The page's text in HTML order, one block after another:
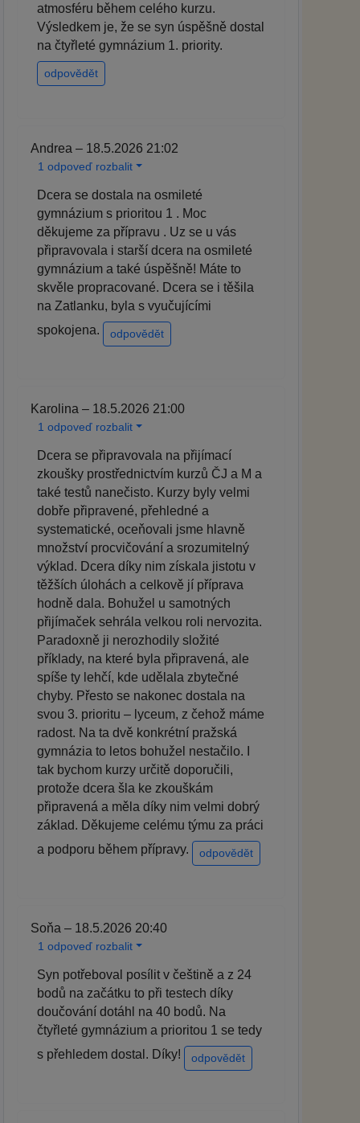
atmosféru během celého kurzu.
Výsledkem je, že se syn úspěšně dostal
na čtyřleté gymnázium 1. priority.
odpovědět
Andrea – 18.5.2026 21:02
1 odpoveď rozbalit
Dcera se dostala na osmileté
gymnázium s prioritou 1 . Moc
děkujeme za přípravu . Uz se u vás
připravovala i starší dcera na osmileté
gymnázium a také úspěšně! Máte to
skvěle propracované. Dcera se i těšila
na Zatlanku, byla s vyučujícími
spokojena.
odpovědět
Karolina – 18.5.2026 21:00
1 odpoveď rozbalit
Dcera se připravovala na přijímací
zkoušky prostřednictvím kurzů ČJ a M a
také testů nanečisto. Kurzy byly velmi
dobře připravené, přehledné a
systematické, oceňovali jsme hlavně
množství procvičování a srozumitelný
výklad. Dcera díky nim získala jistotu v
těžších úlohách a celkově jí příprava
hodně dala. Bohužel u samotných
přijímaček sehrála velkou roli nervozita.
Paradoxně ji nerozhodily složité
příklady, na které byla připravená, ale
spíše ty lehčí, kde udělala zbytečné
chyby. Přesto se nakonec dostala na
svou 3. prioritu – lyceum, z čehož máme
radost. Na ta dvě konkrétní pražská
gymnázia to letos bohužel nestačilo. I
tak bychom kurzy určitě doporučili,
protože dcera šla ke zkouškám
připravená a měla díky nim velmi dobrý
základ. Děkujeme celému týmu za práci
a podporu během přípravy.
odpovědět
Soňa – 18.5.2026 20:40
1 odpoveď rozbalit
Syn potřeboval posílit v češtině a z 24
bodů na začátku to při testech díky
doučování dotáhl na 40 bodů. Na
čtyřleté gymnázium a prioritou 1 se tedy
s přehledem dostal. Díky!
odpovědět